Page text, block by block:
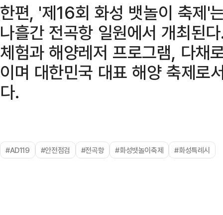
한편, '제16회 화성 뱃놀이 축제'
나흘간 전곡항 일원에서 개최된
체험과 해양레저 프로그램, 다채
이며 대한민국 대표 해양 축제로
다.
#AD119 #안전점검 #전곡항 #화성뱃놀이축제 #화성특례시